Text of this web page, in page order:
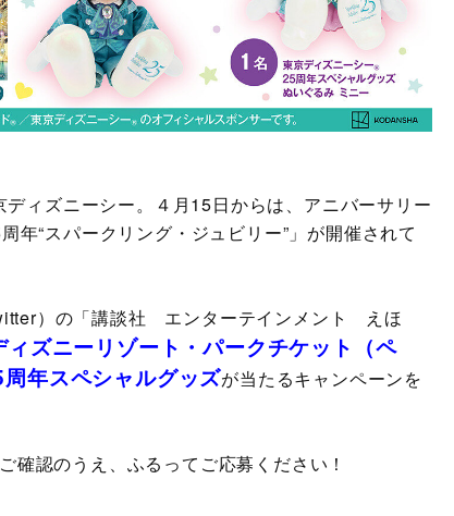
ィズニーシー。４月15日からは、アニバーサリー
年“スパークリング・ジュビリー”」が開催されて
）の「講談社 エンターテインメント えほ
ィズニーリゾート・パークチケット（ペ
年スペシャルグッズが当たるキャンペーンを
確認のうえ、ふるってご応募ください！